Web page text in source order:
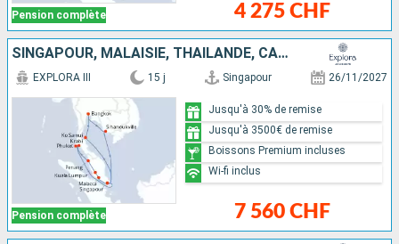
Pension complète 4 275 CHF
SINGAPOUR, MALAISIE, THAÏLANDE, CAMBODGE
Pension complète
EXPLORA III 15 j Singapour 26/11/2027
7 560 CHF
Jusqu'à 30% de remise
Jusqu'à 3500€ de remise
Boissons Premium incluses
Wi-fi inclus